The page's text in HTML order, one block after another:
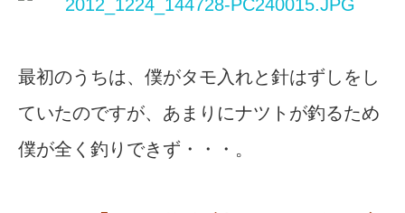
最初のうちは、僕がタモ入れと針はずしをし
ていたのですが、あまりにナツトが釣るため
僕が全く釣りできず・・・。